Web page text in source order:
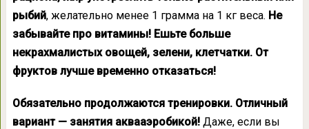
рыбий, желательно менее 1 грамма на 1 кг веса. Не
забывайте про витамины! Ешьте больше
некрахмалистых овощей, зелени, клетчатки. От
фруктов лучше временно отказаться!
Oбязательно продолжаются тренировки. Отличный
вариант — занятия аквааэробикой! Даже, если вы